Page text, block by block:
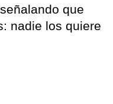
que
nadie los quiere